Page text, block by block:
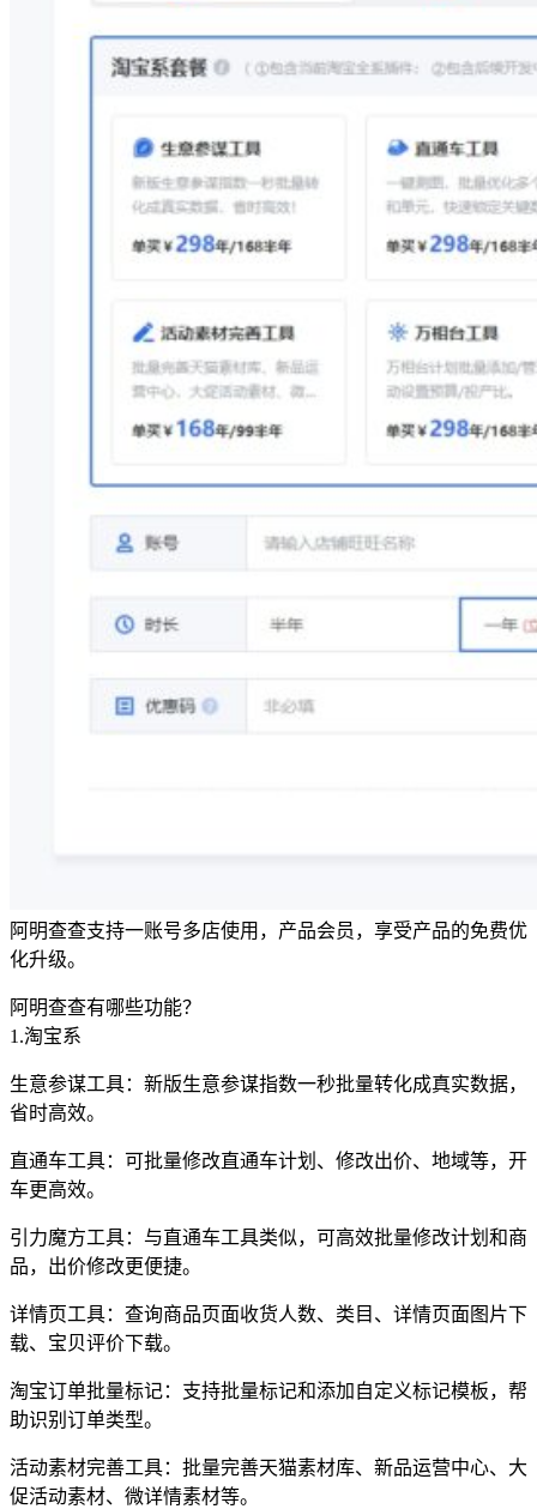
阿明查查支持一账号多店使用，产品会员，享受产品的免费优
化升级。
阿明查查有哪些功能？
1.淘宝系
生意参谋工具：新版生意参谋指数一秒批量转化成真实数据，
省时高效。
直通车工具：可批量修改直通车计划、修改出价、地域等，开
车更高效。
引力魔方工具：与直通车工具类似，可高效批量修改计划和商
品，出价修改更便捷。
详情页工具：查询商品页面收货人数、类目、详情页面图片下
载、宝贝评价下载。
淘宝订单批量标记：支持批量标记和添加自定义标记模板，帮
助识别订单类型。
活动素材完善工具：批量完善天猫素材库、新品运营中心、大
促活动素材、微详情素材等。